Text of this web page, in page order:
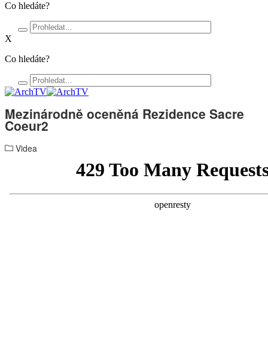
Co hledáte?
X
Co hledáte?
Mezinárodně oceněná Rezidence Sacre
Coeur2
Videa